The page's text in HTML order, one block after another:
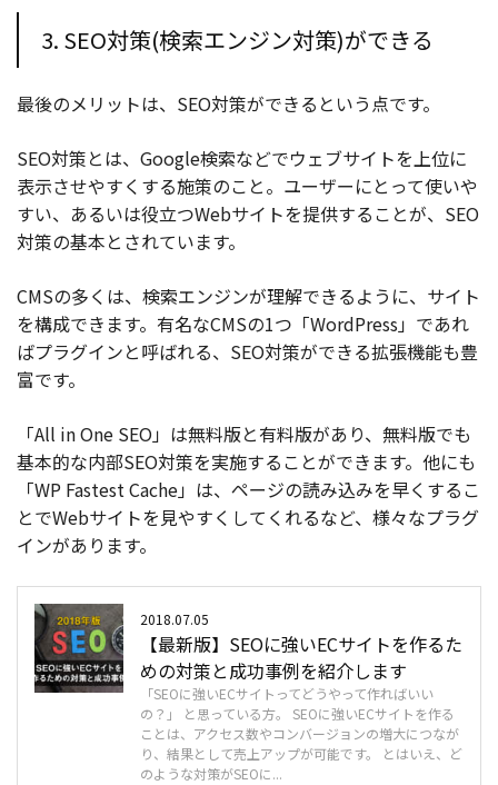
3. SEO対策(検索エンジン対策)ができる
最後のメリットは、SEO対策ができるという点です。
SEO対策とは、Google検索などでウェブサイトを上位に
表示させやすくする施策のこと。ユーザーにとって使いや
すい、あるいは役立つWebサイトを提供することが、SEO
対策の基本とされています。
CMSの多くは、検索エンジンが理解できるように、サイト
を構成できます。有名なCMSの1つ「WordPress」であれ
ばプラグインと呼ばれる、SEO対策ができる拡張機能も豊
富です。
「All in One SEO」は無料版と有料版があり、無料版でも
基本的な内部SEO対策を実施することができます。他にも
「WP Fastest Cache」は、ページの読み込みを早くするこ
とでWebサイトを見やすくしてくれるなど、様々なプラグ
インがあります。
2018.07.05
【最新版】SEOに強いECサイトを作るた
めの対策と成功事例を紹介します
「SEOに強いECサイトってどうやって作ればいい
の？」 と思っている方。 SEOに強いECサイトを作る
ことは、アクセス数やコンバージョンの増大につなが
り、結果として売上アップが可能です。 とはいえ、ど
のような対策がSEOに...